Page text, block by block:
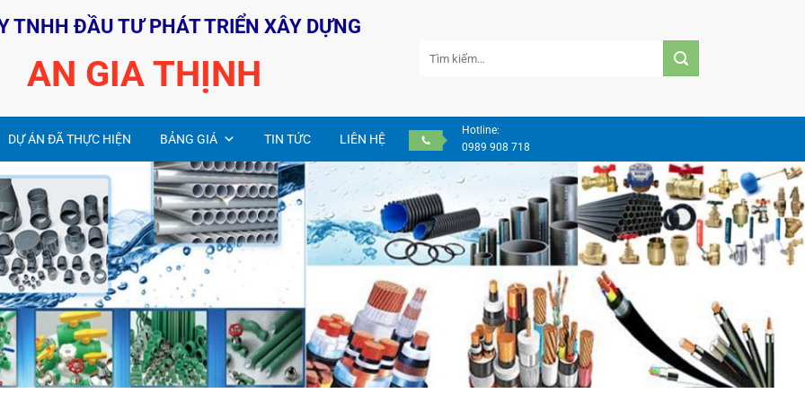
TNHH ĐẦU TƯ PHÁT TRIỂN XÂY DỰNG
AN GIA THỊNH
kiếm:
DỰ ÁN ĐÃ THỰC HIỆN BẢNG GIÁ TIN TỨC LIÊN HỆ
Hotline:
0989 908 718